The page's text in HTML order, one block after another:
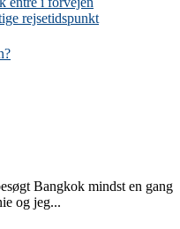
rejsetidspunkt
Bangkok mindst en gang
og jeg...